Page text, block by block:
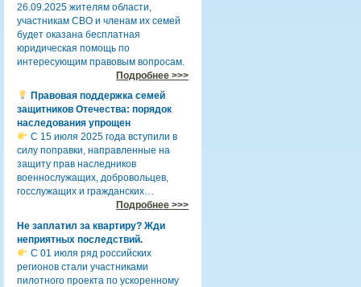
26.09.2025 жителям области,
участникам СВО и членам их семей
будет оказана бесплатная
юридическая помощь по
интересующим правовым вопросам.
Подробнее >>>
Правовая поддержка семей
защитников Отечества: порядок
наследования упрощен
С 15 июля 2025 года вступили в
силу поправки, направленные на
защиту прав наследников
военнослужащих, добровольцев,
госслужащих и гражданских…
Подробнее >>>
Не заплатил за квартиру? Жди
неприятных последствий.
С 01 июля ряд российских
регионов стали участниками
пилотного проекта по ускоренному